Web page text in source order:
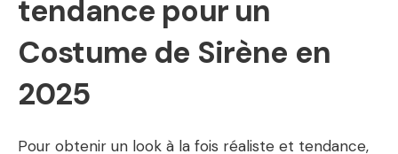
tendance pour un
Costume de Sirène en
2025
Pour obtenir un look à la fois réaliste et tendance,